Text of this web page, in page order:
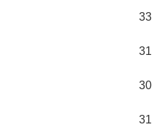
33
31
30
31